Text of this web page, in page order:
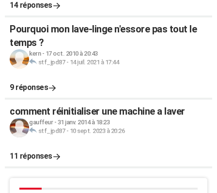
14 réponses
Pourquoi mon lave-linge n'essore pas tout le
temps ?
kern- 17 oct. 2010 à 20:43
stf_jpd87- 14 juil. 2021 à 17:44
9 réponses
comment réinitialiser une machine a laver
gauffeur- 31 janv. 2014 à 18:23
stf_jpd87- 10 sept. 2023 à 20:26
11 réponses